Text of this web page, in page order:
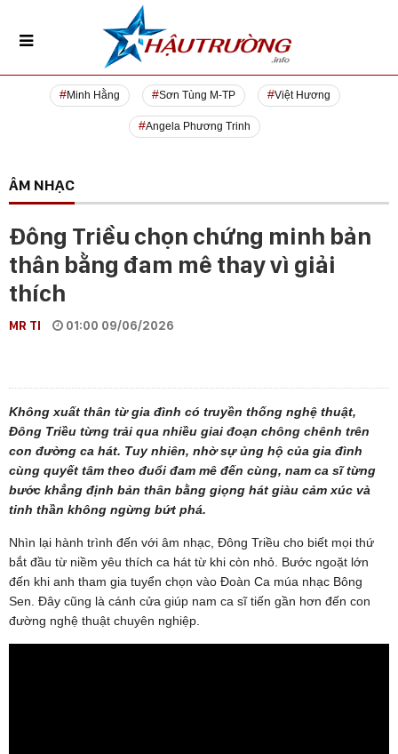
Minh Hằng Sơn Tùng M-TP Việt Hương
Angela Phương Trinh
ÂM NHẠC
Đông Triều chọn chứng minh bản
thân bằng đam mê thay vì giải
thích
MR TI 01:00 09/06/2026
Không xuất thân từ gia đình có truyền thống nghệ thuật,
Đông Triều từng trải qua nhiều giai đoạn chông chênh trên
con đường ca hát. Tuy nhiên, nhờ sự ủng hộ của gia đình
cùng quyết tâm theo đuổi đam mê đến cùng, nam ca sĩ từng
bước khẳng định bản thân bằng giọng hát giàu cảm xúc và
tinh thần không ngừng bứt phá.
Nhìn lại hành trình đến với âm nhạc, Đông Triều cho biết mọi thứ
bắt đầu từ niềm yêu thích ca hát từ khi còn nhỏ. Bước ngoặt lớn
đến khi anh tham gia tuyển chọn vào Đoàn Ca múa nhạc Bông
Sen. Đây cũng là cánh cửa giúp nam ca sĩ tiến gần hơn đến con
đường nghệ thuật chuyên nghiệp.